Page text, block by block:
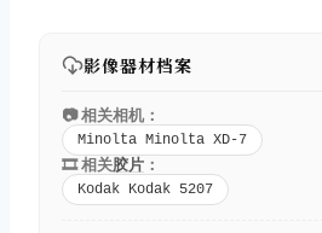
影像器材档案
📷 相关相机：
Minolta Minolta XD-7
🎞️ 相关胶片 ：
Kodak Kodak 5207